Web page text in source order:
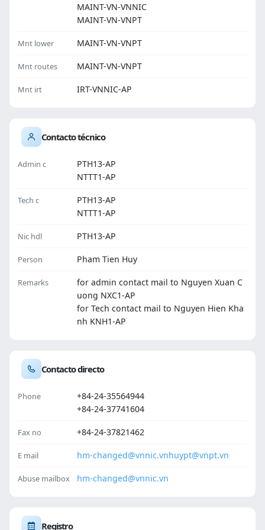
MAINT-VN-VNNIC
MAINT-VN-VNPT
Mnt lower MAINT-VN-VNPT
Mnt routes MAINT-VN-VNPT
Mnt irt IRT-VNNIC-AP
Contacto técnico
Admin c
PTH13-AP
NTTT1-AP
Tech c
PTH13-AP
NTTT1-AP
Nic hdl PTH13-AP
Person Pham Tien Huy
Remarks
for admin contact mail to Nguyen Xuan C
uong NXC1-AP
for Tech contact mail to Nguyen Hien Kha
nh KNH1-AP
Contacto directo
Phone
+84-24-35564944
+84-24-37741604
Fax no +84-24-37821462
E mail hm-changed@vnnic.vnhuypt@vnpt.vn
Abuse mailbox hm-changed@vnnic.vn
Registro